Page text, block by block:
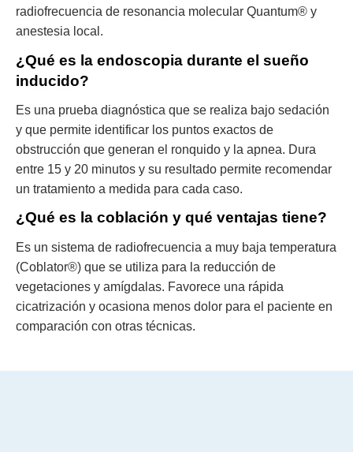
radiofrecuencia de resonancia molecular Quantum® y
anestesia local.
¿Qué es la endoscopia durante el sueño
inducido?
Es una prueba diagnóstica que se realiza bajo sedación
y que permite identificar los puntos exactos de
obstrucción que generan el ronquido y la apnea. Dura
entre 15 y 20 minutos y su resultado permite recomendar
un tratamiento a medida para cada caso.
¿Qué es la coblación y qué ventajas tiene?
Es un sistema de radiofrecuencia a muy baja temperatura
(Coblator®) que se utiliza para la reducción de
vegetaciones y amígdalas. Favorece una rápida
cicatrización y ocasiona menos dolor para el paciente en
comparación con otras técnicas.